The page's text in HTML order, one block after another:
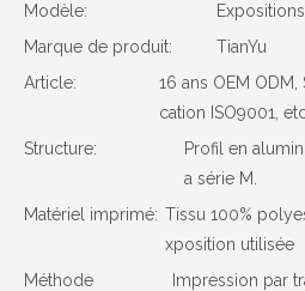
Modèle:
Marque de produit:
TianYu
Article:
16 ans OEM ODM,
cation ISO9001,
Structure:
Profil en
a série M.
Matériel imprimé: Tissu 100%
xposition utilisée
Méthode
Impression par